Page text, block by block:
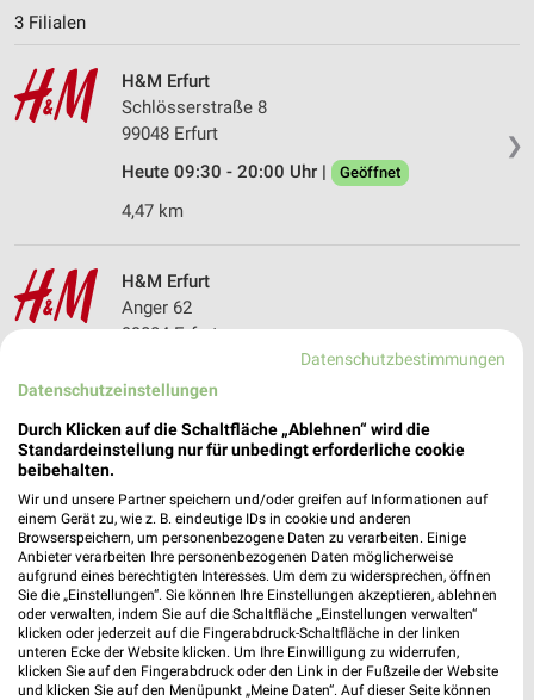
3 Filialen
❯
H&M Erfurt
Schlösserstraße 8
99048 Erfurt
Heute 09:30 - 20:00 Uhr |
Geöffnet
4,47 km
❯
H&M Erfurt
Anger 62
99084 Erfurt
Heute 10:00 - 20:00 Uhr |
Löbderstraße 4
07743 Jena
Heute 09:30 - 20:00 Uhr |
Geöffnet
42,39 km
Datenschutzbestimmungen
Datenschutzeinstellungen
Durch Klicken auf die Schaltfläche „Ablehnen“ wird die
Standardeinstellung nur für unbedingt erforderliche cookie
beibehalten.
Wir und unsere Partner speichern und/oder greifen auf Informationen auf
einem Gerät zu, wie z. B. eindeutige IDs in cookie und anderen
Browserspeichern, um personenbezogene Daten zu verarbeiten. Einige
Anbieter verarbeiten Ihre personenbezogenen Daten möglicherweise
aufgrund eines berechtigten Interesses. Um dem zu widersprechen, öffnen
Sie die „Einstellungen“. Sie können Ihre Einstellungen akzeptieren, ablehnen
oder verwalten, indem Sie auf die Schaltfläche „Einstellungen verwalten“
klicken oder jederzeit auf die Fingerabdruck-Schaltfläche in der linken
unteren Ecke der Website klicken. Um Ihre Einwilligung zu widerrufen,
klicken Sie auf den Fingerabdruck oder den Link in der Fußzeile der Website
und klicken Sie auf den Menüpunkt „Meine Daten“. Auf dieser Seite können